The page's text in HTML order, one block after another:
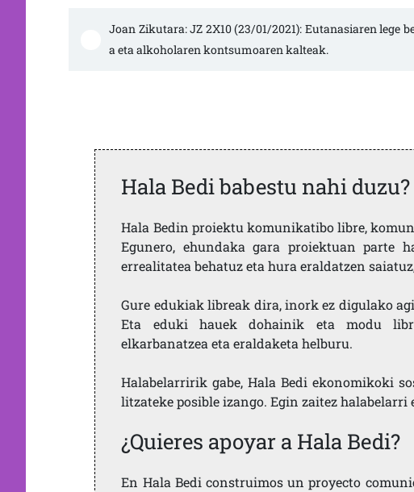
Joan Zikutara: JZ 2X10 (23/01/2021): Eutanasiaren lege
a eta alkoholaren kontsumoaren kalteak.
Hala Bedi babestu nahi duzu?
Hala Bedin proiektu komunikatibo libre,
Egunero, ehundaka gara proiektuan parte
errealitatea behatuz eta hura eraldatzen
Gure edukiak libreak dira, inork ez digulako
Eta eduki hauek dohainik eta modu
elkarbanatzea eta eraldaketa helburu.
Halabelarririk gabe, Hala Bedi ekonomikoki
litzateke posible izango. Egin zaitez halabelarri
¿Quieres apoyar a Hala Bedi?
En Hala Bedi construimos un proyecto